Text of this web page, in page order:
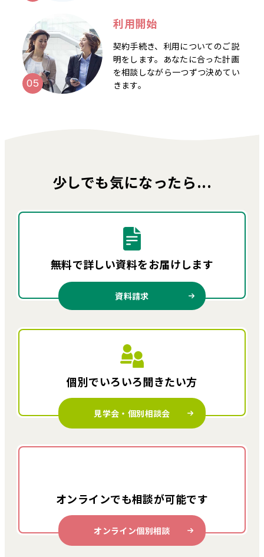
利用開始
契約手続き、利用についてのご説
明をします。あなたに合った計画
を相談しながら一つずつ決めてい
きます。
少しでも気になったら...
無料で詳しい資料をお届けします
資料請求
個別でいろいろ聞きたい方
見学会・個別相談会
オンラインでも相談が可能です
オンライン個別相談